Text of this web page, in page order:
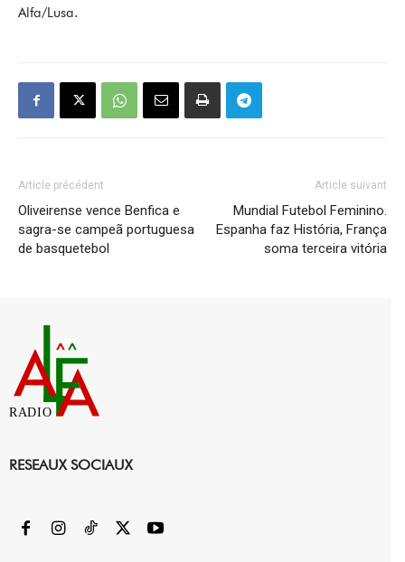
Alfa/Lusa.
Article précédent
Oliveirense vence Benfica e
sagra-se campeã portuguesa
de basquetebol
Article suivant
Mundial Futebol Feminino.
Espanha faz História, França
soma terceira vitória
RADIO
RESEAUX SOCIAUX